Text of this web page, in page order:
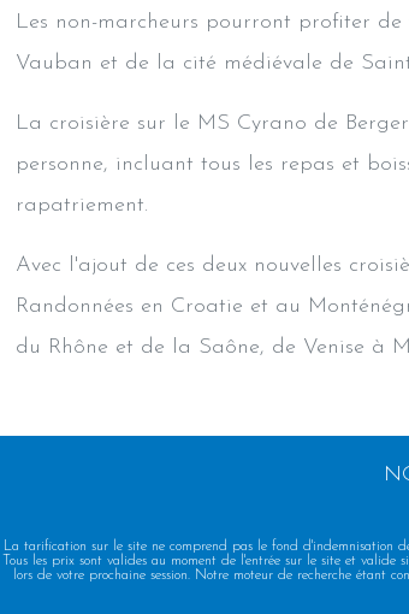
Les non-marcheurs pourront profiter
Vauban et de la cité médiévale de
La croisière sur le MS Cyrano de
personne, incluant tous les repas et
rapatriement.
Avec l'ajout de ces deux nouvelles
Randonnées en Croatie et au
du Rhône et de la Saône, de Venise à
La tarification sur le site ne comprend pas le fond d'indemnisation
Tous les prix sont valides au moment de l'entrée sur le site et valide
lors de votre prochaine session. Notre moteur de recherche